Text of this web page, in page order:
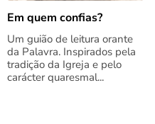
Em quem confias?
Um guião de leitura orante
da Palavra. Inspirados pela
tradição da Igreja e pelo
carácter quaresmal...